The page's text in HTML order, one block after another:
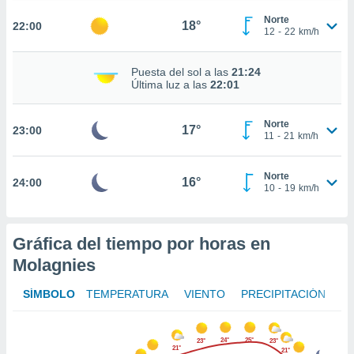
que
sean
para
ni para
Puedes
acceder a
web a
22:00 18°
Norte
12 - 22 km/h
Puesta del sol a las 21:24
Última luz a las 22:01
23:00 17°
Norte
11 - 21 km/h
24:00 16°
Norte
10 - 19 km/h
Gráfica del tiempo por horas en
Molagnies
SÍMBOLO TEMPERATURA VIENTO PRECIPITACIÓN
21°
23° 24° 25°
23°
21°